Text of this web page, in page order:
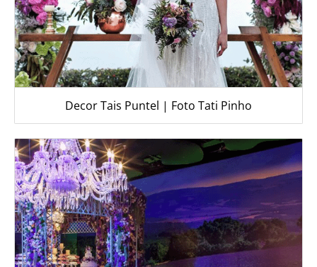
Decor Tais Puntel | Foto Tati Pinho